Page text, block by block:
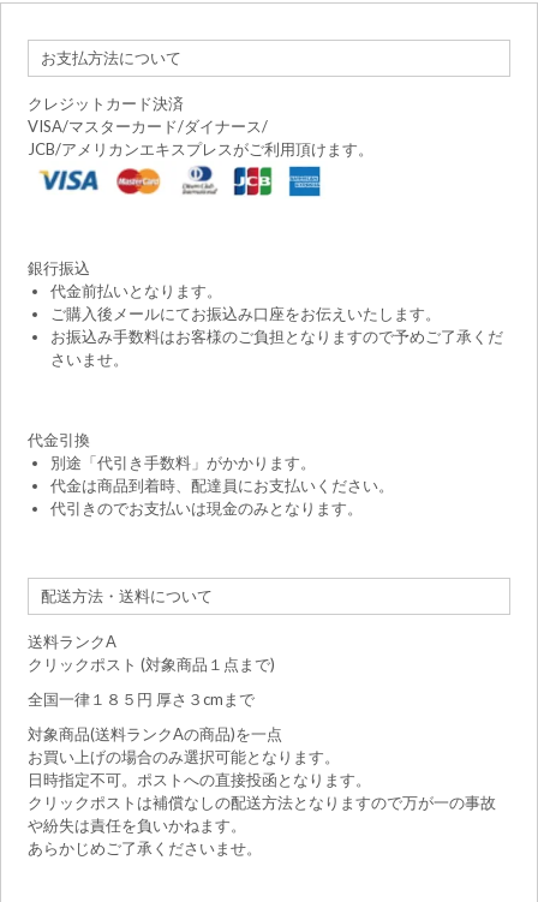
お支払方法について
クレジットカード決済
VISA/マスターカード/ダイナース/
JCB/アメリカンエキスプレスがご利用頂けます。
銀行振込
代金前払いとなります。
ご購入後メールにてお振込み口座をお伝えいたします。
お振込み手数料はお客様のご負担となりますので予めご了承くだ
さいませ。
代金引換
別途「代引き手数料」がかかります。
代金は商品到着時、配達員にお支払いください。
代引きのでお支払いは現金のみとなります。
配送方法・送料について
送料ランクA
クリックポスト (対象商品１点まで)
全国一律１８５円 厚さ３cmまで
対象商品(送料ランクAの商品)を一点
お買い上げの場合のみ選択可能となります。
日時指定不可。ポストへの直接投函となります。
クリックポストは補償なしの配送方法となりますので万が一の事故
や紛失は責任を負いかねます。
あらかじめご了承くださいませ。